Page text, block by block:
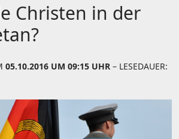
Christen in der
05.10.2016 UM 09:15 UHR – LESEDAUER: